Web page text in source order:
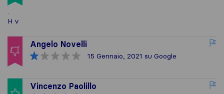
.
H v
Angelo Novelli
15 Gennaio, 2021 su Google
Vincenzo Paolillo